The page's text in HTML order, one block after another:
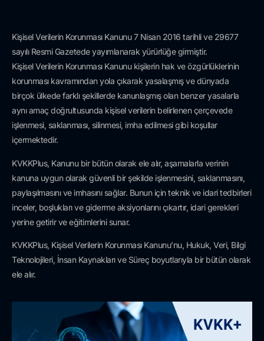
Kişisel Verilerin Korunması Kanunu 7 Nisan 2016 tarihli ve 29677
sayılı Resmi Gazetede yayımlanarak yürürlüğe girmiştir.
Kişisel Verilerin Korunması Kanunu kişilerin hak ve özgürlüklerinin
korunması kavramından yola çıkarak yasalaşmış ve dünyada
birçok ülkede farklı şekillerde kanunlaşmış olan benzer yasalarla
aynı amaç doğrultusunda kişisel verilerin belirlenen çerçevede
işlenmesi, saklanması, silinmesi, imha edilmesi gibi koşullar
içermektedir.
KVKKPlus, Kanunu bir bütün olarak ele alır, aşamalarla verinin
kanuna uygun olarak güvenli bir şekilde işlenmesini, saklanmasını,
paylaşılmasını ve imhasını sağlar. Bunun için teknik ve idari tedbirleri
inceler, boşlukları ve giderme aksiyonlarını çıkartır, idari gerekleri
yerine getirir ve eğitimlerini sunar.
KVKKPlus, Kişisel Verilerin Korunması Kanunu’nu, Hukuk, Veri, Bilgi
Teknolojileri, İnsan Kaynakları ve Süreç boyutlarıyla bir bütün olarak
ele alır.